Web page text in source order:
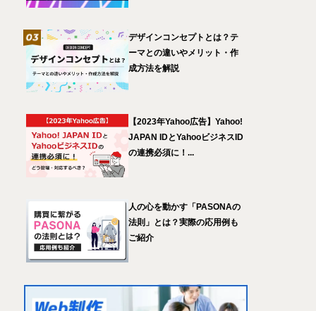
デザインコンセプトとは？テ
ーマとの違いやメリット・作
成方法を解説
【2023年Yahoo広告】Yahoo!
JAPAN IDとYahooビジネスID
の連携必須に！...
人の心を動かす「PASONAの
法則」とは？実際の応用例も
ご紹介